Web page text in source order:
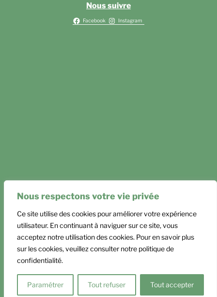
Nous respectons votre vie privée
Ce site utilise des cookies pour améliorer votre expérience
utilisateur. En continuant à naviguer sur ce site, vous
acceptez notre utilisation des cookies. Pour en savoir plus
sur les cookies, veuillez consulter notre politique de
confidentialité.
Paramétrer Tout refuser Tout accepter
Nous suivre
Facebook Instagram
Mentions légales
Politique de confidentialité